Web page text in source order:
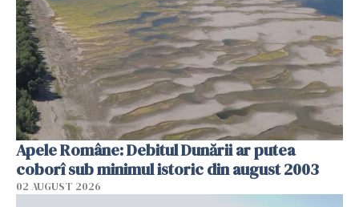
Apele Române: Debitul Dunării ar putea
coborî sub minimul istoric din august 2003
02 AUGUST 2026